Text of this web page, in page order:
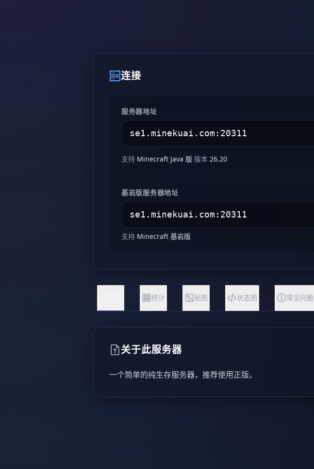
连接
服务器地址
支持 Minecraft Java 版 版本 26.20
基岩版服务器地址
支持 Minecraft 基岩版
统计 贴图 状态图 常见问题
关于此服务器
一个简单的纯生存服务器，推荐使用正版。